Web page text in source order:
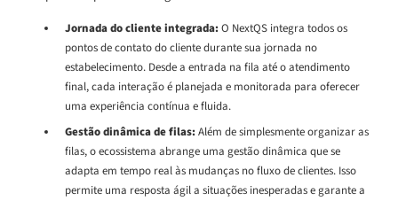
Jornada do cliente integrada:O NextQS integra todos os
pontos de contato do cliente durante sua jornada no
estabelecimento. Desde a entrada na fila até o atendimento
final, cada interação é planejada e monitorada para oferecer
uma experiência contínua e fluida.
Gestão dinâmica de filas:Além de simplesmente organizar as
filas, o ecossistema abrange uma gestão dinâmica que se
adapta em tempo real às mudanças no fluxo de clientes. Isso
permite uma resposta ágil a situações inesperadas e garante a